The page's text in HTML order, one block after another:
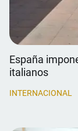
España
italianos
INTERNACIONAL